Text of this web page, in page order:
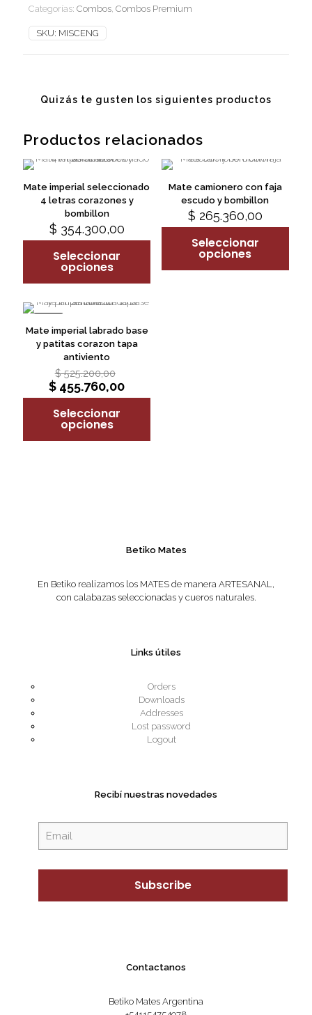
NOMBRE
Categorías: Combos, Combos Premium
SKU: MISCENG
Quizás te gusten los siguientes productos
Productos relacionados
Mate imperial seleccionado
4 letras corazones y
bombillon
This
product
has
multiple
variants.
options
be
chosen
on
the
product
page
$ 354.300,00
Seleccionar
opciones
Mate camionero con faja
escudo y bombillon
This
product
has
multiple
variants.
$ 265.360,00
Seleccionar
opciones
Mate imperial labrado base
y patitas corazon tapa
antiviento
This
product
has
multiple
variants.
The
$525.200,00
price
was:
$ 525.200,00.
$ 455.760,00
price
Seleccionar
opciones
Betiko Mates
En Betiko realizamos los MATES de manera ARTESANAL,
con calabazas seleccionadas y cueros naturales.
Links útiles
Orders
Downloads
Addresses
Lost password
Logout
Recibí nuestras novedades
Contactanos
Betiko Mates Argentina